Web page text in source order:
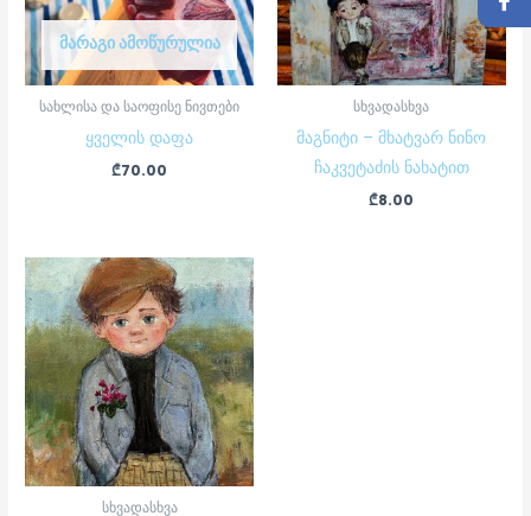
ᲛᲐᲠᲐᲒᲘ ᲐᲛᲝᲬᲣᲠᲣᲚᲘᲐ
სახლისა და საოფისე ნივთები
ყველის დაფა
₾70.00
სხვადასხვა
მაგნიტი – მხატვარ ნინო
ჩაკვეტაძის ნახატით
₾8.00
სხვადასხვა